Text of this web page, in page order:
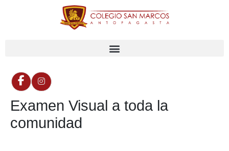
Examen Visual a toda la
comunidad